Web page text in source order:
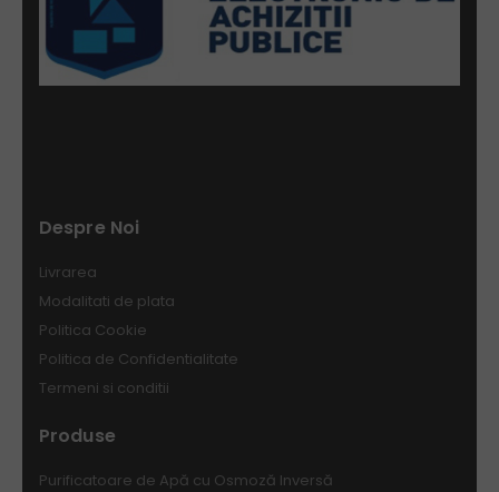
Despre Noi
Livrarea
Modalitati de plata
Politica Cookie
Politica de Confidentialitate
Termeni si conditii
Produse
Purificatoare de Apă cu Osmoză Inversă